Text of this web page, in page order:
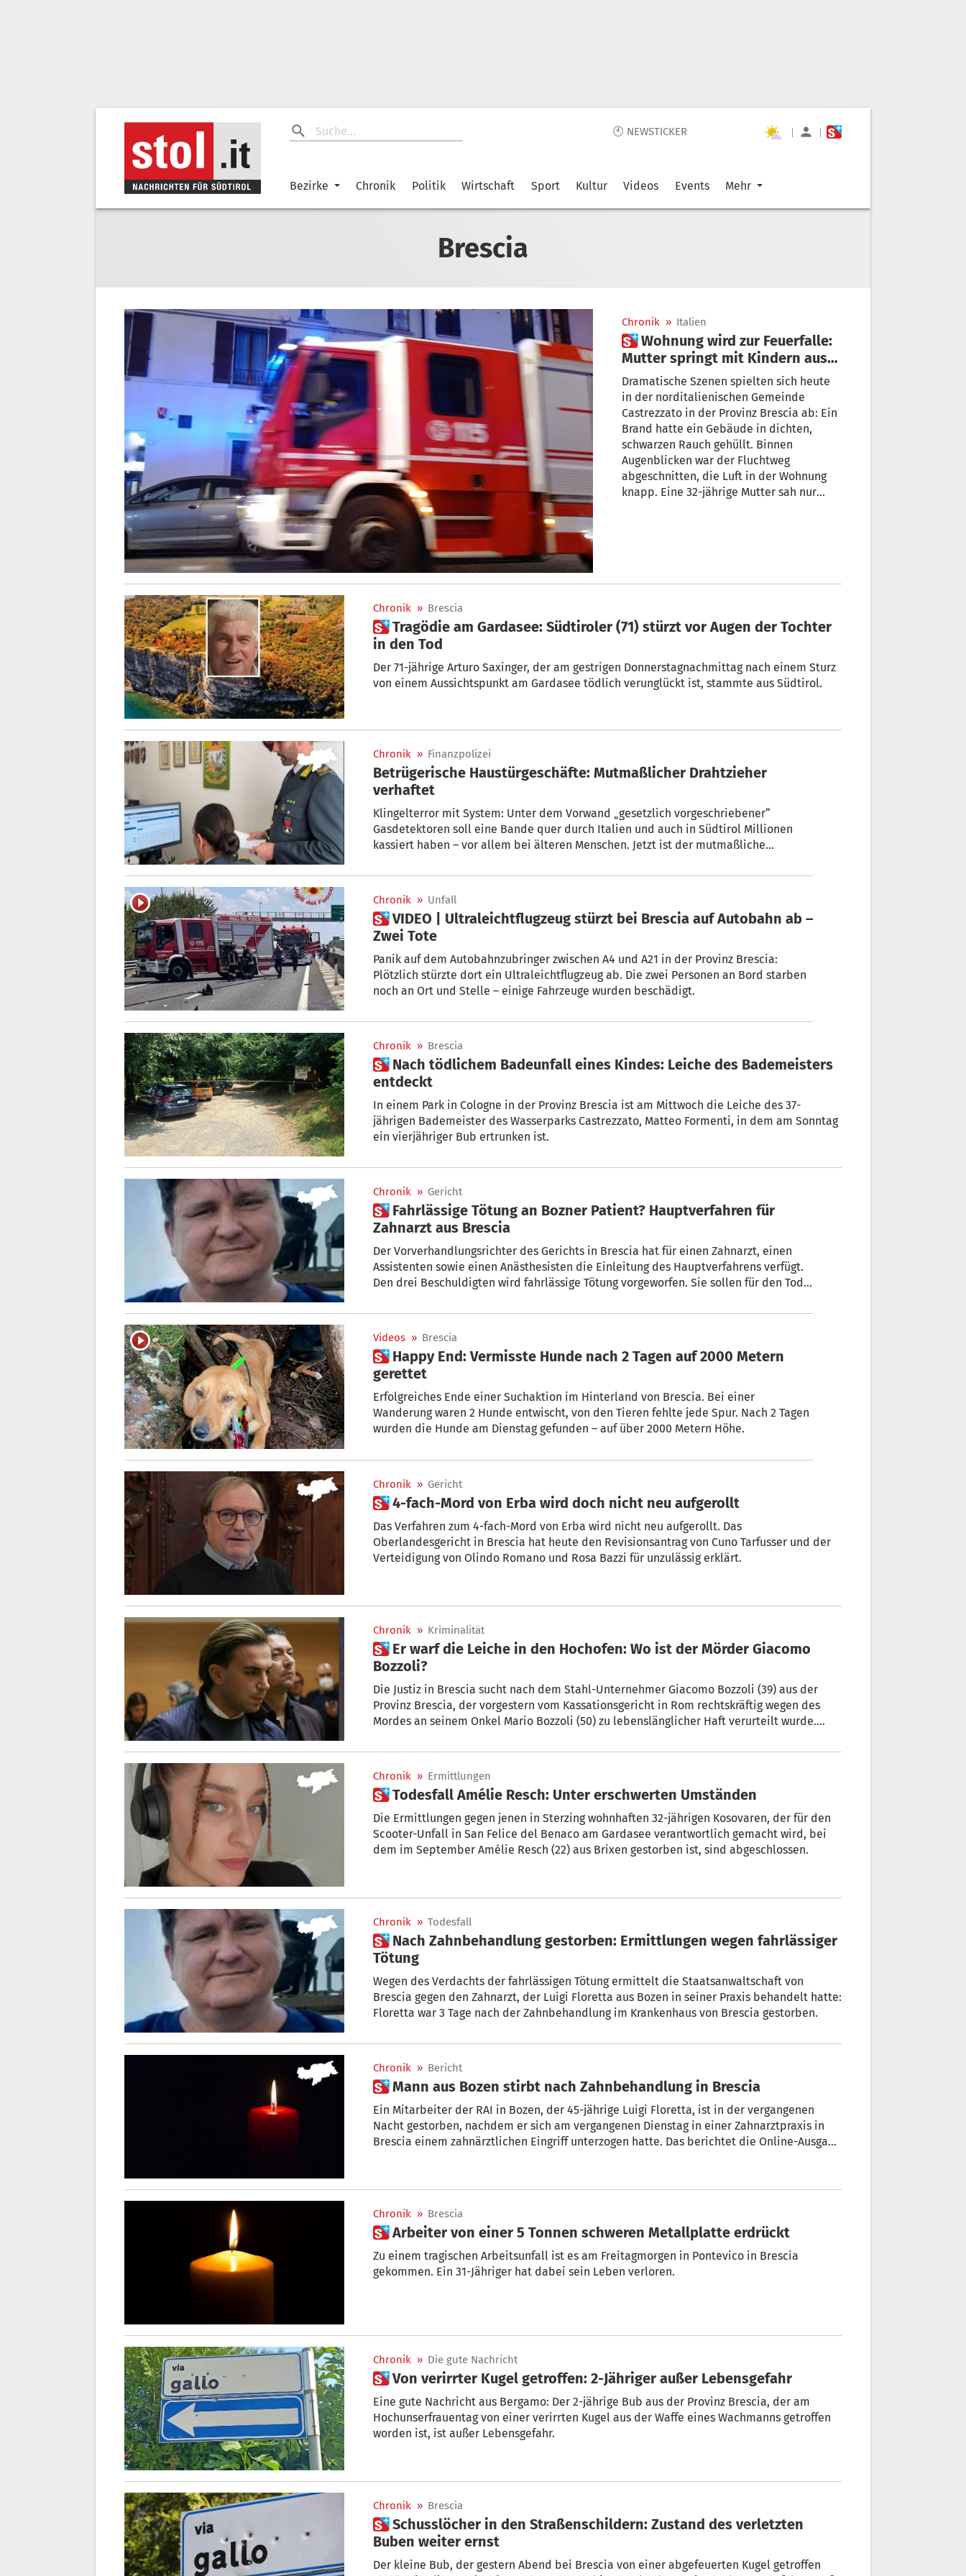
🕙 NEWSTICKER | |
Bezirke Chronik Politik Wirtschaft Sport Kultur Videos Events Mehr
Brescia
Chronik » Italien
 Wohnung wird zur Feuerfalle:
Mutter springt mit Kindern aus
Fenster
Dramatische Szenen spielten sich heute
in der norditalienischen Gemeinde
Castrezzato in der Provinz Brescia ab: Ein
Brand hatte ein Gebäude in dichten,
schwarzen Rauch gehüllt. Binnen
Augenblicken war der Fluchtweg
abgeschnitten, die Luft in der Wohnung
knapp. Eine 32-jährige Mutter sah nur
Chronik » Brescia
 Tragödie am Gardasee: Südtiroler (71) stürzt vor Augen der Tochter
in den Tod
Der 71-jährige Arturo Saxinger, der am gestrigen Donnerstagnachmittag nach einem Sturz
von einem Aussichtspunkt am Gardasee tödlich verunglückt ist, stammte aus Südtirol.
Chronik » Finanzpolizei
Betrügerische Haustürgeschäfte: Mutmaßlicher Drahtzieher
verhaftet
Klingelterror mit System: Unter dem Vorwand „gesetzlich vorgeschriebener“
Gasdetektoren soll eine Bande quer durch Italien und auch in Südtirol Millionen
kassiert haben – vor allem bei älteren Menschen. Jetzt ist der mutmaßliche
Chronik » Unfall
 VIDEO | Ultraleichtflugzeug stürzt bei Brescia auf Autobahn ab –
Zwei Tote
Panik auf dem Autobahnzubringer zwischen A4 und A21 in der Provinz Brescia:
Plötzlich stürzte dort ein Ultraleichtflugzeug ab. Die zwei Personen an Bord starben
noch an Ort und Stelle – einige Fahrzeuge wurden beschädigt.
Chronik » Brescia
 Nach tödlichem Badeunfall eines Kindes: Leiche des Bademeisters
entdeckt
In einem Park in Cologne in der Provinz Brescia ist am Mittwoch die Leiche des 37-
jährigen Bademeister des Wasserparks Castrezzato, Matteo Formenti, in dem am Sonntag
ein vierjähriger Bub ertrunken ist.
Chronik » Gericht
 Fahrlässige Tötung an Bozner Patient? Hauptverfahren für
Zahnarzt aus Brescia
Der Vorverhandlungsrichter des Gerichts in Brescia hat für einen Zahnarzt, einen
Assistenten sowie einen Anästhesisten die Einleitung des Hauptverfahrens verfügt.
Den drei Beschuldigten wird fahrlässige Tötung vorgeworfen. Sie sollen für den Tod
Bozen, der Ende Juni 2023 nach einem zahnärztlichen Eingriff in einer Praxis in
Brescia gestorben ist.
Videos » Brescia
 Happy End: Vermisste Hunde nach 2 Tagen auf 2000 Metern
gerettet
Erfolgreiches Ende einer Suchaktion im Hinterland von Brescia. Bei einer
Wanderung waren 2 Hunde entwischt, von den Tieren fehlte jede Spur. Nach 2 Tagen
wurden die Hunde am Dienstag gefunden – auf über 2000 Metern Höhe.
Chronik » Gericht
 4-fach-Mord von Erba wird doch nicht neu aufgerollt
Das Verfahren zum 4-fach-Mord von Erba wird nicht neu aufgerollt. Das
Oberlandesgericht in Brescia hat heute den Revisionsantrag von Cuno Tarfusser und der
Verteidigung von Olindo Romano und Rosa Bazzi für unzulässig erklärt.
Chronik » Kriminalität
 Er warf die Leiche in den Hochofen: Wo ist der Mörder Giacomo
Bozzoli?
Die Justiz in Brescia sucht nach dem Stahl-Unternehmer Giacomo Bozzoli (39) aus der
Provinz Brescia, der vorgestern vom Kassationsgericht in Rom rechtskräftig wegen des
Mordes an seinem Onkel Mario Bozzoli (50) zu lebenslänglicher Haft verurteilt wurde.
Chronik » Ermittlungen
 Todesfall Amélie Resch: Unter erschwerten Umständen
Die Ermittlungen gegen jenen in Sterzing wohnhaften 32-jährigen Kosovaren, der für den
Scooter-Unfall in San Felice del Benaco am Gardasee verantwortlich gemacht wird, bei
dem im September Amélie Resch (22) aus Brixen gestorben ist, sind abgeschlossen.
Chronik » Todesfall
 Nach Zahnbehandlung gestorben: Ermittlungen wegen fahrlässiger
Tötung
Wegen des Verdachts der fahrlässigen Tötung ermittelt die Staatsanwaltschaft von
Brescia gegen den Zahnarzt, der Luigi Floretta aus Bozen in seiner Praxis behandelt hatte:
Floretta war 3 Tage nach der Zahnbehandlung im Krankenhaus von Brescia gestorben.
Chronik » Bericht
 Mann aus Bozen stirbt nach Zahnbehandlung in Brescia
Ein Mitarbeiter der RAI in Bozen, der 45-jährige Luigi Floretta, ist in der vergangenen
Nacht gestorben, nachdem er sich am vergangenen Dienstag in einer Zahnarztpraxis in
Brescia einem zahnärztlichen Eingriff unterzogen hatte. Das berichtet die Online-Ausgabe
Chronik » Brescia
 Arbeiter von einer 5 Tonnen schweren Metallplatte erdrückt
Zu einem tragischen Arbeitsunfall ist es am Freitagmorgen in Pontevico in Brescia
gekommen. Ein 31-Jähriger hat dabei sein Leben verloren.
Chronik » Die gute Nachricht
 Von verirrter Kugel getroffen: 2-Jähriger außer Lebensgefahr
Eine gute Nachricht aus Bergamo: Der 2-jährige Bub aus der Provinz Brescia, der am
Hochunserfrauentag von einer verirrten Kugel aus der Waffe eines Wachmanns getroffen
worden ist, ist außer Lebensgefahr.
Chronik » Brescia
 Schusslöcher in den Straßenschildern: Zustand des verletzten
Buben weiter ernst
Der kleine Bub, der gestern Abend bei Brescia von einer abgefeuerten Kugel getroffen